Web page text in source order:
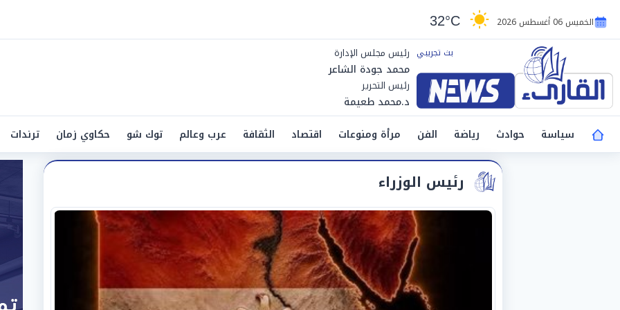
الخميس 06 أغسطس 2026 32°C
رئيس مجلس الإدارة
محمد جودة الشاعر
رئيس التحرير
د.محمد طعيمة
سياسة
حوادث رياضة الفن مرأة ومنوعات اقتصاد الثقافة عرب وعالم توك شو حكاوي زمان ترندات
رئيس الوزراء